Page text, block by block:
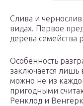
Слива и
видах. Первое
дерева семейства
Особенность
заключается лишь
можно не из
пригодными
Ренклод и